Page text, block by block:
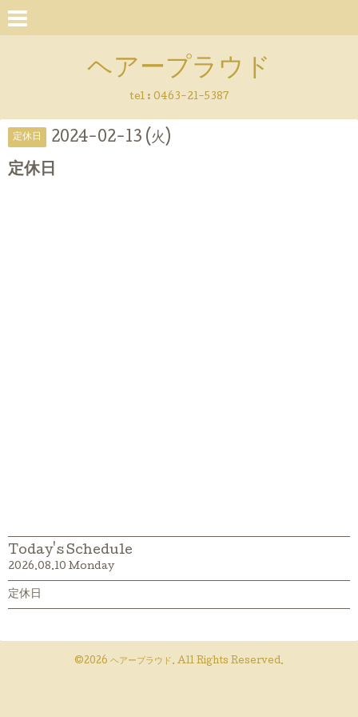
ヘアープラウド
tel : 0463-21-5387
定休日 2024-02-13 (火)
定休日
Today's Schedule
2026.08.10 Monday
定休日
©2026 ヘアープラウド . All Rights Reserved.